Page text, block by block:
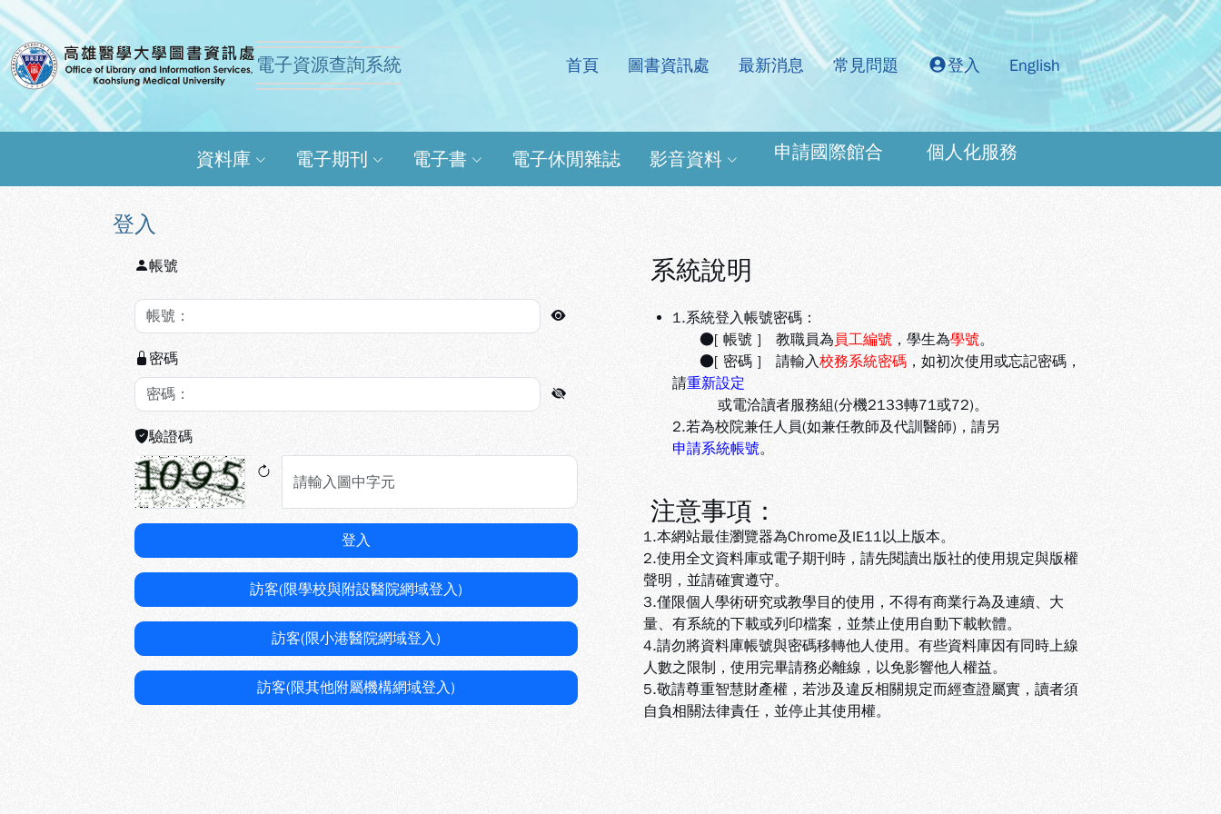
跳到主要內容
:::
高雄醫學大學圖書資訊處電子資源查詢系統
電子資源查詢系統 首頁 圖書資訊處 最新消息 常見問題 登入 English
資料庫 電子期刊 電子書 電子休閒雜誌 影音資料 申請國際館合 個人化服務
:::
登入
帳號
密碼
驗證碼
登入
訪客(限學校與附設醫院網域登入)
訪客(限小港醫院網域登入)
訪客(限其他附屬機構網域登入)
系統說明
1.系統登入帳號密碼：
●[ 帳號 ] 教職員為員工編號 ，學生為學號。
●[ 密碼 ] 請輸入校務系統密碼 ，如初次使用或忘記密碼，
請重新設定
或電洽讀者服務組(分機2133轉71或72)。
2.若為校院兼任人員(如兼任教師及代訓醫師)，請另
申請系統帳號。
注意事項：
1.本網站最佳瀏覽器為Chrome及IE11以上版本。
2.使用全文資料庫或電子期刊時，請先閱讀出版社的使用規定與版權
聲明，並請確實遵守。
3.僅限個人學術研究或教學目的使用，不得有商業行為及連續、大
量、有系統的下載或列印檔案，並禁止使用自動下載軟體。
4.請勿將資料庫帳號與密碼移轉他人使用。有些資料庫因有同時上線
人數之限制，使用完畢請務必離線，以免影響他人權益。
5.敬請尊重智慧財產權，若涉及違反相關規定而經查證屬實，讀者須
自負相關法律責任，並停止其使用權。